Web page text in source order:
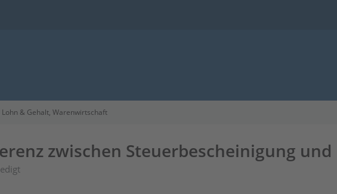
& Gehalt, Warenwirtschaft
zwischen Steuerbescheinigung